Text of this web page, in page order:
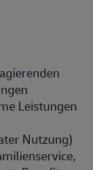
Leistungen
Nutzung)